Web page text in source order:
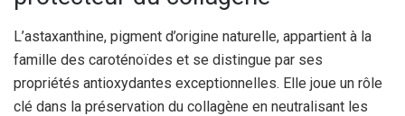
L’astaxanthine, pigment d’origine naturelle, appartient à la
famille des caroténoïdes et se distingue par ses
propriétés antioxydantes exceptionnelles. Elle joue un rôle
clé dans la préservation du collagène en neutralisant les